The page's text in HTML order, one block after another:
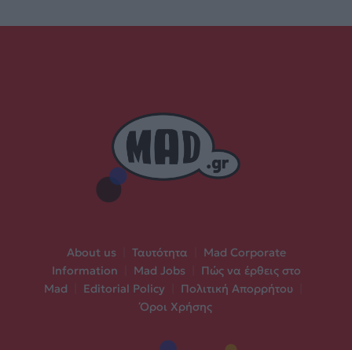
About us Ταυτότητα
Mad Corporate
Information
Mad Jobs
Πώς να έρθεις στο
Mad
Editorial Policy Πολιτική Απορρήτου
Όροι Χρήσης